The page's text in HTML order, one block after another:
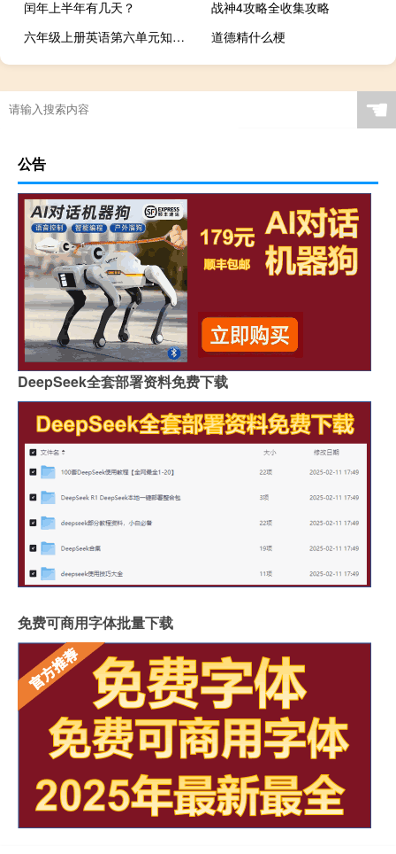
闰年上半年有几天？
战神4攻略全收集攻略
六年级上册英语第六单元知识点总结人教版
道德精什么梗
☚
公告
DeepSeek全套部署资料免费下载
免费可商用字体批量下载